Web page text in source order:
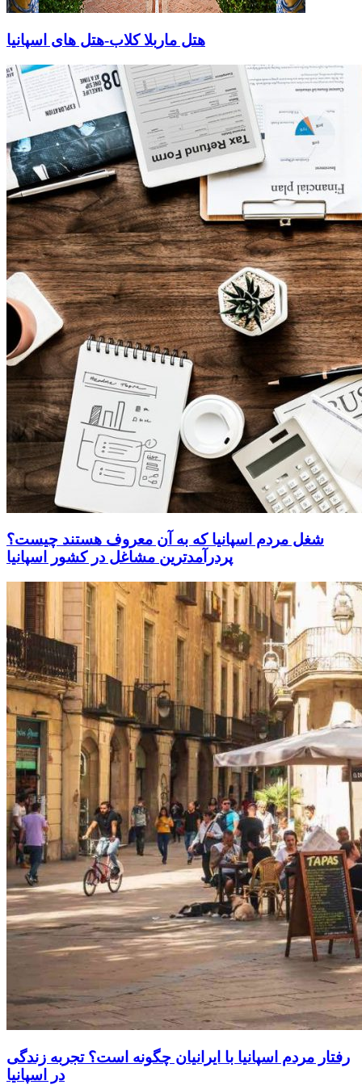
هتل ماربلا کلاب-هتل های اسپانیا
شغل مردم اسپانیا که به آن معروف هستند چیست؟
پردرآمدترین مشاغل در کشور اسپانیا
رفتار مردم اسپانیا با ایرانیان چگونه است؟ تجربه زندگی
در اسپانیا